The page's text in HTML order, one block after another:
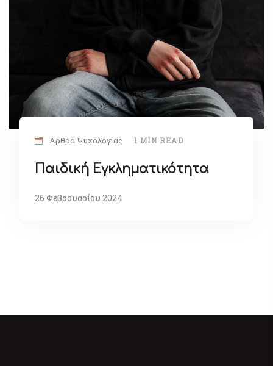
Άρθρα Ψυχολογίας 1 MIN READ
Παιδική Εγκληματικότητα
26 Φεβρουαρίου 2024